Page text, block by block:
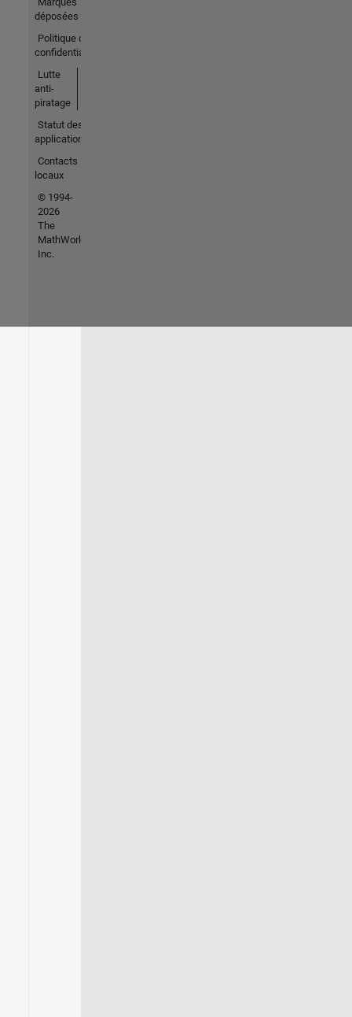
déposées
Politique de
confidentialité
Lutte
anti-
piratage
Statut des
applications
Contacts
locaux
© 1994-
2026
The
MathWorks,
Inc.